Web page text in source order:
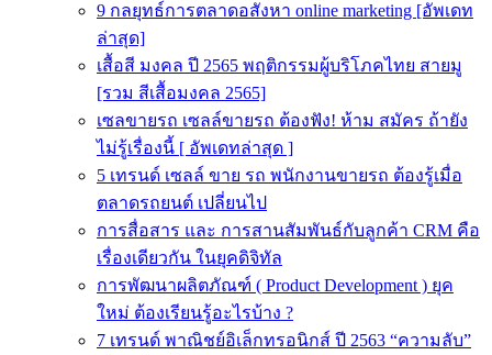
9 กลยุทธ์การตลาดอสังหา online marketing [อัพเดท
ล่าสุด]
เสื้อสี มงคล ปี 2565 พฤติกรรมผู้บริโภคไทย สายมู
[รวม สีเสื้อมงคล 2565]
เซลขายรถ เซลล์ขายรถ ต้องฟัง! ห้าม สมัคร ถ้ายัง
ไม่รู้เรื่องนี้ [ อัพเดทล่าสุด ]
5 เทรนด์ เซลล์ ขาย รถ พนักงานขายรถ ต้องรู้เมื่อ
ตลาดรถยนต์ เปลี่ยนไป
การสื่อสาร และ การสานสัมพันธ์กับลูกค้า CRM คือ
เรื่องเดียวกัน ในยุคดิจิทัล
การพัฒนาผลิตภัณฑ์ ( Product Development ) ยุค
ใหม่ ต้องเรียนรู้อะไรบ้าง ?
7 เทรนด์ พาณิชย์อิเล็กทรอนิกส์ ปี 2563 “ความลับ”